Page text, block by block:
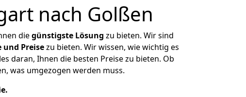
nach Golßen
diegünstigste Lösung zu bieten. Wir sind
und Preisezu bieten. Wir wissen, wie wichtig es
daran, Ihnen die besten Preise zu bieten. Ob
was umgezogen werden muss.